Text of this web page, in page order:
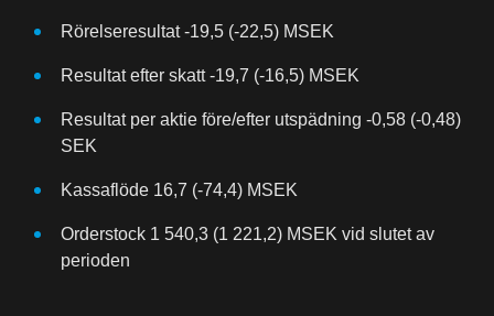
Rörelseresultat -19,5 (-22,5) MSEK
Resultat efter skatt -19,7 (-16,5) MSEK
Resultat per aktie före/efter utspädning -0,58 (-0,48)
SEK
Kassaflöde 16,7 (-74,4) MSEK
Orderstock 1 540,3 (1 221,2) MSEK vid slutet av
perioden